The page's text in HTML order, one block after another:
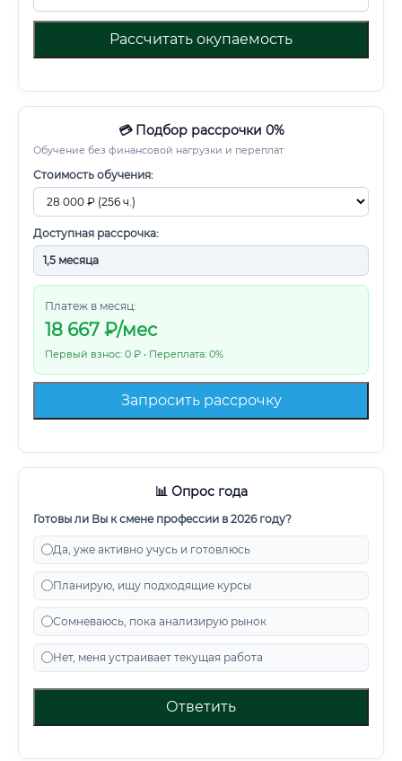
Рассчитать окупаемость
💳 Подбор рассрочки 0%
Обучение без финансовой нагрузки и переплат
Стоимость обучения:
Доступная рассрочка:
Платеж в месяц:
18 667 ₽/мес
Первый взнос: 0 ₽ • Переплата: 0%
Запросить рассрочку
📊 Опрос года
Готовы ли Вы к смене профессии в 2026 году?
Да, уже активно учусь и готовлюсь
Планирую, ищу подходящие курсы
Сомневаюсь, пока анализирую рынок
Нет, меня устраивает текущая работа
Ответить